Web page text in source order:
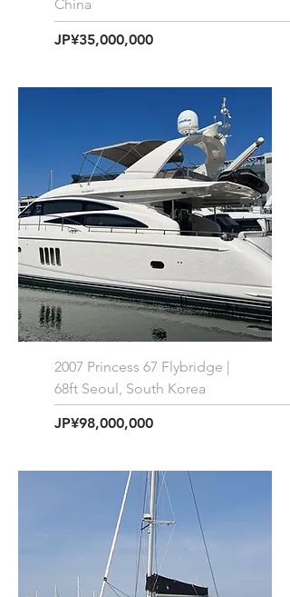
China
価格
JP¥35,000,000
2007 Princess 67 Flybridge |
68ft Seoul, South Korea
価格
JP¥98,000,000